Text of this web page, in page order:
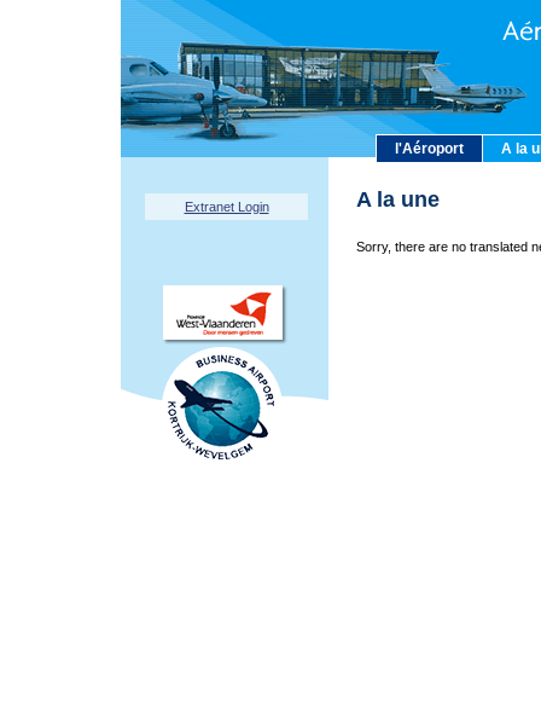
l'Aéroport A la
Extranet Login A la une
Sorry, there are no translated